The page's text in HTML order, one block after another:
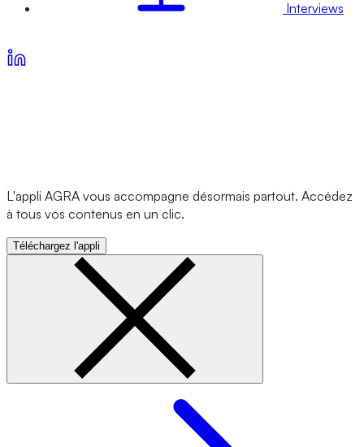
Interviews
L'appli AGRA vous accompagne désormais partout. Accédez
à tous vos contenus en un clic.
Téléchargez l'appli